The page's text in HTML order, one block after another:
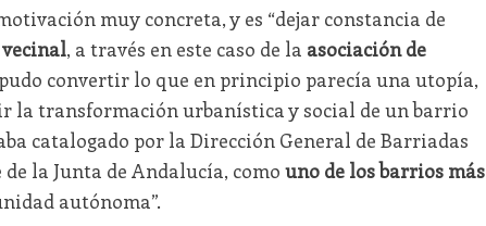
muy concreta, y es “dejar constancia de
, a través en este caso de la asociación de
convertir lo que en principio parecía una utopía,
la transformación urbanística y social de un barrio
catalogado por la Dirección General de Barriadas
la Junta de Andalucía, como uno de los barrios más
autónoma”.